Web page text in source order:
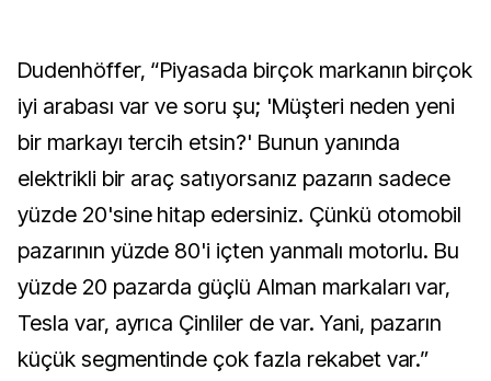
Dudenhöffer, “Piyasada birçok markanın birçok
iyi arabası var ve soru şu; 'Müşteri neden yeni
bir markayı tercih etsin?' Bunun yanında
elektrikli bir araç satıyorsanız pazarın sadece
yüzde 20'sine hitap edersiniz. Çünkü otomobil
pazarının yüzde 80'i içten yanmalı motorlu. Bu
yüzde 20 pazarda güçlü Alman markaları var,
Tesla var, ayrıca Çinliler de var. Yani, pazarın
küçük segmentinde çok fazla rekabet var.”